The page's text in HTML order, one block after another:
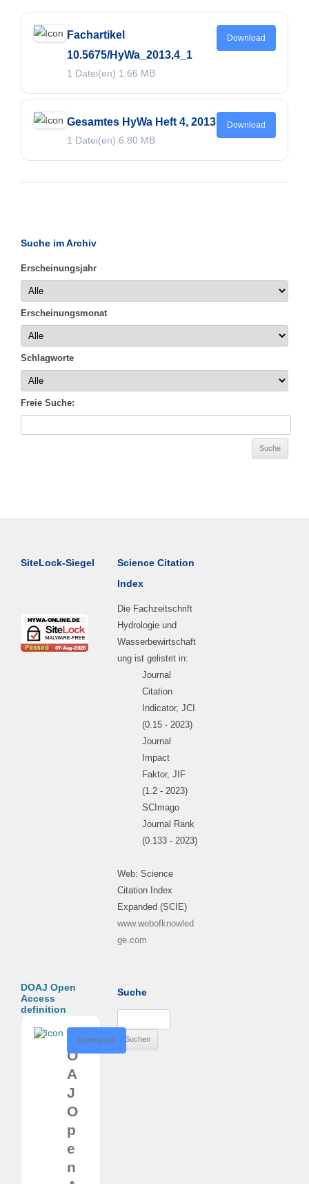
Fachartikel
10.5675/HyWa_2013,4_1
1 Datei(en) 1.66 MB
Download
Gesamtes HyWa Heft 4, 2013
1 Datei(en) 6.80 MB
Download
Suche im Archiv
Erscheinungsjahr
Erscheinungsmonat
Schlagworte
Freie Suche:
SiteLock-Siegel
Science Citation
Index
Die Fachzeitschrift
Hydrologie und
Wasserbewirtschaft
ung ist gelistet in:
Journal
Citation
Indicator, JCI
(0.15 - 2023)
Journal
Impact
Faktor, JIF
(1.2 - 2023)
SCImago
Journal Rank
(0.133 - 2023)
Web: Science
Citation Index
Expanded (SCIE)
www.webofknowled
ge.com
DOAJ Open
Access
definition
O
A
J
O
p
e
n
Download
Suche
nach: